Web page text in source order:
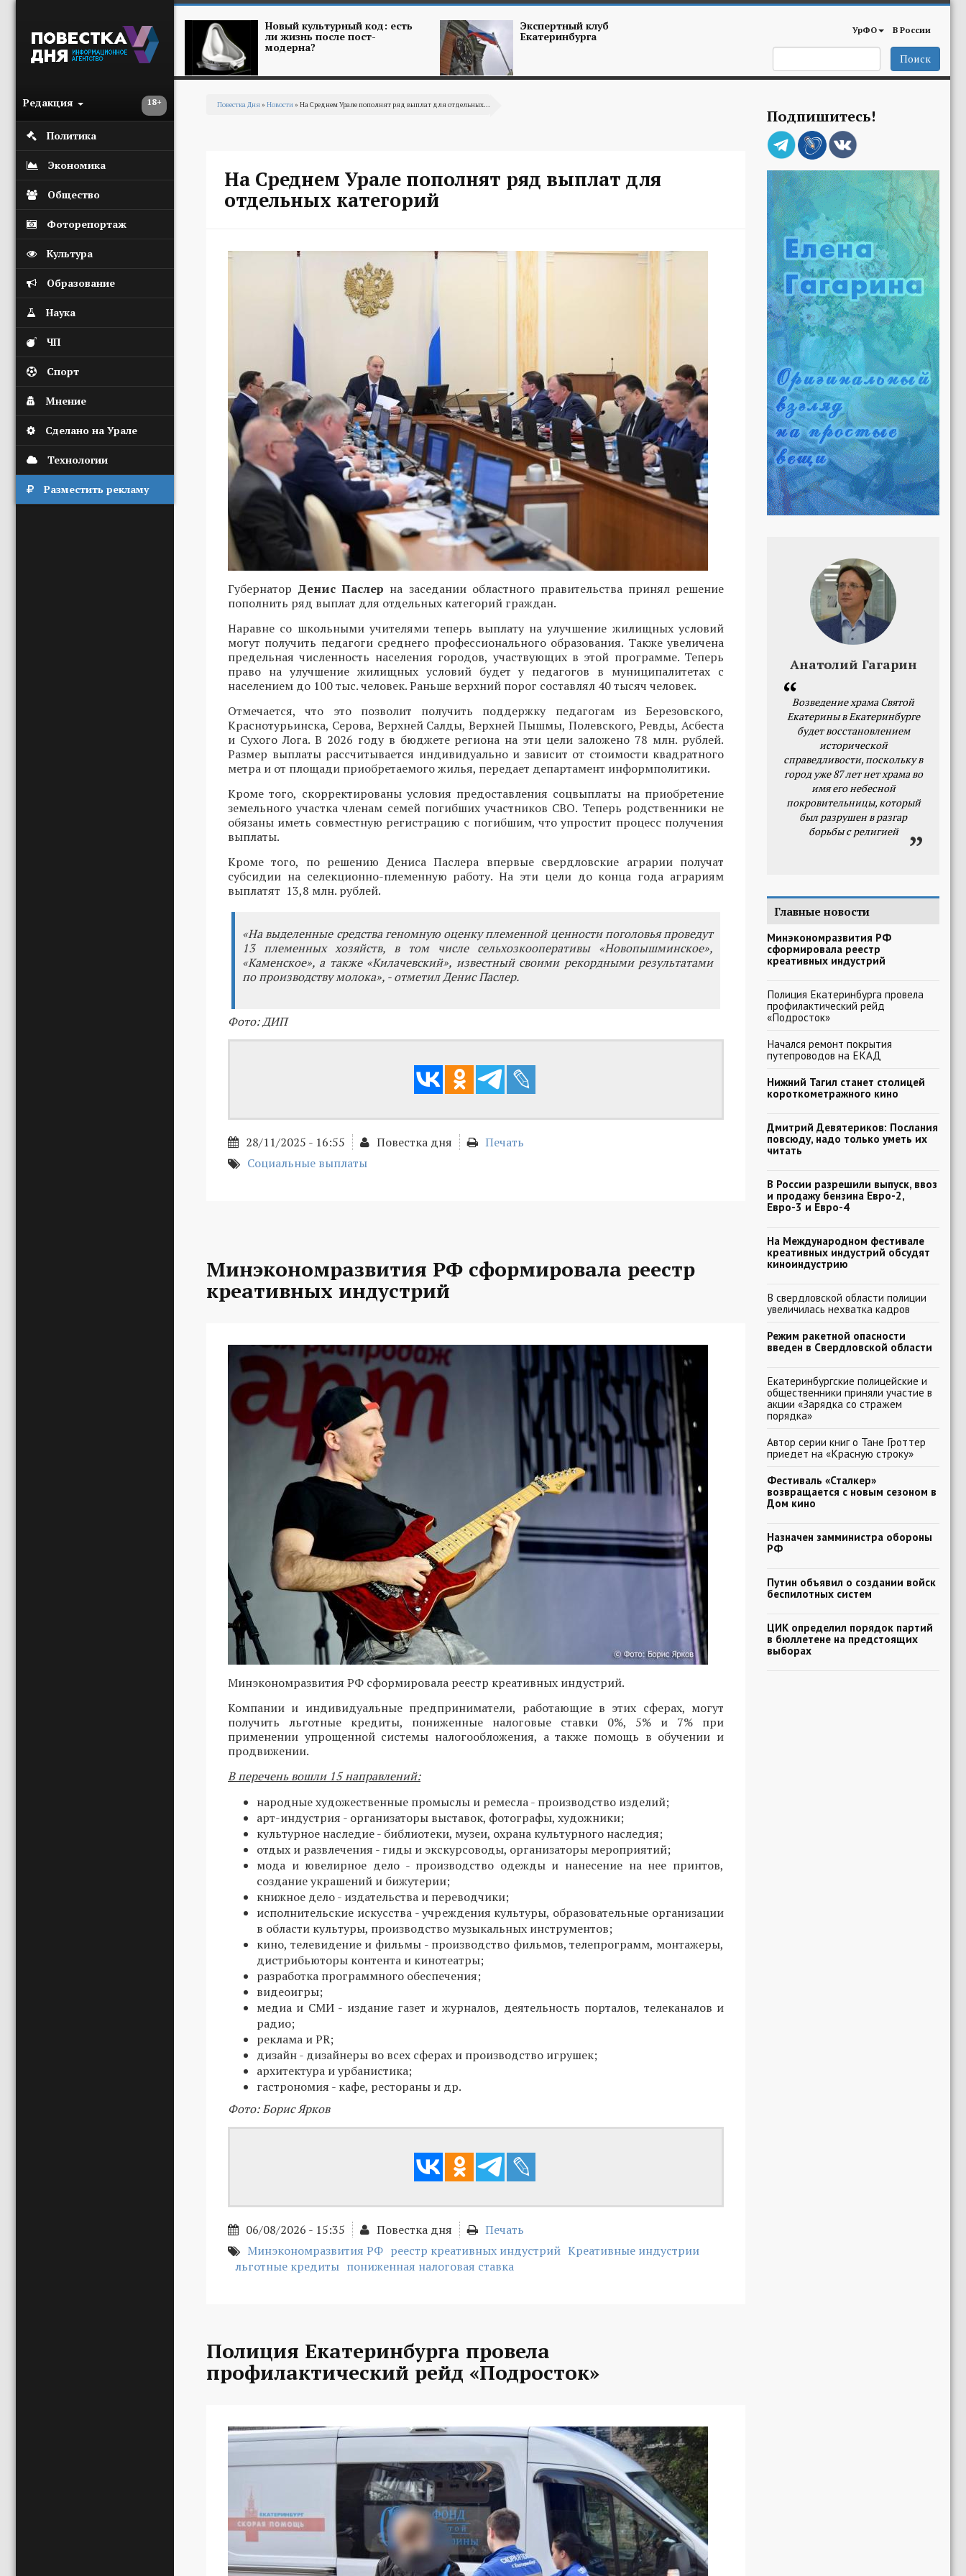
18+
Редакция
Политика
Экономика
Общество
Фоторепортаж
Культура
Образование
Наука
ЧП
Спорт
Мнение
Сделано на Урале
Технологии
Разместить рекламу
Новый культурный код: есть
ли жизнь после пост-
модерна?
Экспертный клуб
Екатеринбурга УрФО В России
Поиск
Повестка Дня» Новости» На Среднем Урале пополнят ряд выплат для отдельных...
На Среднем Урале пополнят ряд выплат для
отдельных категорий
Губернатор Денис Паслер на заседании областного правительства принял решение
пополнить ряд выплат для отдельных категорий граждан.
Наравне со школьными учителями теперь выплату на улучшение жилищных условий
могут получить педагоги среднего профессионального образования. Также увеличена
предельная численность населения городов, участвующих в этой программе. Теперь
право на улучшение жилищных условий будет у педагогов в муниципалитетах с
населением до 100 тыс. человек. Раньше верхний порог составлял 40 тысяч человек.
Отмечается, что это позволит получить поддержку педагогам из Березовского,
Краснотурьинска, Серова, Верхней Салды, Верхней Пышмы, Полевского, Ревды, Асбеста
и Сухого Лога. В 2026 году в бюджете региона на эти цели заложено 78 млн. рублей.
Размер выплаты рассчитывается индивидуально и зависит от стоимости квадратного
метра и от площади приобретаемого жилья, передает департамент информполитики.
Кроме того, скорректированы условия предоставления соцвыплаты на приобретение
земельного участка членам семей погибших участников СВО. Теперь родственники не
обязаны иметь совместную регистрацию с погибшим, что упростит процесс получения
выплаты.
Кроме того, по решению Дениса Паслера впервые свердловские аграрии получат
субсидии на селекционно-племенную работу. На эти цели до конца года аграриям
выплатят 13,8 млн. рублей.
«На выделенные средства геномную оценку племенной ценности поголовья проведут
13 племенных хозяйств, в том числе сельхозкооперативы «Новопышминское»,
«Каменское», а также «Килачевский», известный своими рекордными результатами
по производству молока», - отметил Денис Паслер.
Фото: ДИП
28/11/2025 - 16:55 Повестка дня
Печать
Социальные выплаты
Минэкономразвития РФ сформировала реестр
креативных индустрий
Минэкономразвития РФ сформировала реестр креативных индустрий.
Компании и индивидуальные предприниматели, работающие в этих сферах, могут
получить льготные кредиты, пониженные налоговые ставки 0%, 5% и 7% при
применении упрощенной системы налогообложения, а также помощь в обучении и
продвижении.
В перечень вошли 15 направлений:
народные художественные промыслы и ремесла - производство изделий;
арт-индустрия - организаторы выставок, фотографы, художники;
культурное наследие - библиотеки, музеи, охрана культурного наследия;
отдых и развлечения - гиды и экскурсоводы, организаторы мероприятий;
мода и ювелирное дело - производство одежды и нанесение на нее принтов,
создание украшений и бижутерии;
книжное дело - издательства и переводчики;
исполнительские искусства - учреждения культуры, образовательные организации
в области культуры, производство музыкальных инструментов;
кино, телевидение и фильмы - производство фильмов, телепрограмм, монтажеры,
дистрибьюторы контента и кинотеатры;
разработка программного обеспечения;
видеоигры;
медиа и СМИ - издание газет и журналов, деятельность порталов, телеканалов и
радио;
реклама и PR;
дизайн - дизайнеры во всех сферах и производство игрушек;
архитектура и урбанистика;
гастрономия - кафе, рестораны и др.
Фото: Борис Ярков
06/08/2026 - 15:35 Повестка дня
Печать
Минэкономразвития РФ реестр креативных индустрий Креативные индустрии
льготные кредиты пониженная налоговая ставка
Полиция Екатеринбурга провела
профилактический рейд «Подросток»
Подпишитесь!
Анатолий Гагарин
Возведение храма Святой
Екатерины в Екатеринбурге
будет восстановлением
исторической
справедливости, поскольку в
город уже 87 лет нет храма во
имя его небесной
покровительницы, который
был разрушен в разгар
борьбы с религией
Главные новости
Минэкономразвития РФ
сформировала реестр
креативных индустрий
Полиция Екатеринбурга провела
профилактический рейд
«Подросток»
Начался ремонт покрытия
путепроводов на ЕКАД
Нижний Тагил станет столицей
короткометражного кино
Дмитрий Девятериков: Послания
повсюду, надо только уметь их
читать
В России разрешили выпуск, ввоз
и продажу бензина Евро-2,
Евро-3 и Евро-4
На Международном фестивале
креативных индустрий обсудят
киноиндустрию
В свердловской области полиции
увеличилась нехватка кадров
Режим ракетной опасности
введен в Свердловской области
Екатеринбургские полицейские и
общественники приняли участие в
акции «Зарядка со стражем
порядка»
Автор серии книг о Тане Гроттер
приедет на «Красную строку»
Фестиваль «Сталкер»
возвращается с новым сезоном в
Дом кино
Назначен замминистра обороны
РФ
Путин объявил о создании войск
беспилотных систем
ЦИК определил порядок партий
в бюллетене на предстоящих
выборах